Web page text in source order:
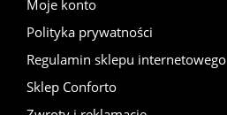
Moje konto
Polityka prywatności
Regulamin sklepu internetowego
Sklep Conforto